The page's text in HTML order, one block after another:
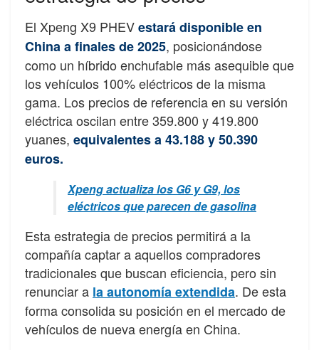
El Xpeng X9 PHEVestará disponible en
China a finales de 2025, posicionándose
como un híbrido enchufable más asequible que
los vehículos 100% eléctricos de la misma
gama. Los precios de referencia en su versión
eléctrica oscilan entre 359.800 y 419.800
yuanes, equivalentes a 43.188 y 50.390
euros.
Xpeng actualiza los G6 y G9, los
eléctricos que parecen de gasolina
Esta estrategia de precios permitirá a la
compañía captar a aquellos compradores
tradicionales que buscan eficiencia, pero sin
renunciar a la autonomía extendida. De esta
forma consolida su posición en el mercado de
vehículos de nueva energía en China.